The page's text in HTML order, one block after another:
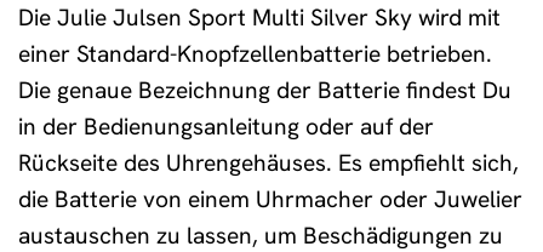
Die Julie Julsen Sport Multi Silver Sky wird mit
einer Standard-Knopfzellenbatterie betrieben.
Die genaue Bezeichnung der Batterie findest Du
in der Bedienungsanleitung oder auf der
Rückseite des Uhrengehäuses. Es empfiehlt sich,
die Batterie von einem Uhrmacher oder Juwelier
austauschen zu lassen, um Beschädigungen zu